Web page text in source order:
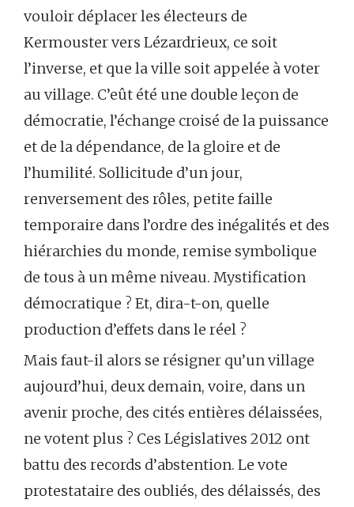
vouloir déplacer les électeurs de
Kermouster vers Lézardrieux, ce soit
l’inverse, et que la ville soit appelée à voter
au village. C’eût été une double leçon de
démocratie, l’échange croisé de la puissance
et de la dépendance, de la gloire et de
l’humilité. Sollicitude d’un jour,
renversement des rôles, petite faille
temporaire dans l’ordre des inégalités et des
hiérarchies du monde, remise symbolique
de tous à un même niveau. Mystification
démocratique ? Et, dira-t-on, quelle
production d’effets dans le réel ?
Mais faut-il alors se résigner qu’un village
aujourd’hui, deux demain, voire, dans un
avenir proche, des cités entières délaissées,
ne votent plus ? Ces Législatives 2012 ont
battu des records d’abstention. Le vote
protestataire des oubliés, des délaissés, des